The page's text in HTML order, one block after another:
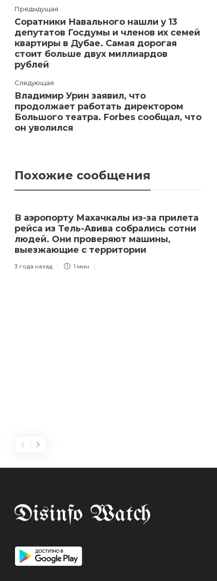
Предыдущая
Соратники Навального нашли у 13
депутатов Госдумы и членов их семей
квартиры в Дубае. Самая дорогая
стоит больше двух миллиардов
рублей
Следующая
Владимир Урин заявил, что
продолжает работать директором
Большого театра. Forbes сообщал, что
он уволился
Похожие сообщения
В аэропорту Махачкалы из-за прилета
рейса из Тель-Авива собрались сотни
людей. Они проверяют машины,
выезжающие с территории
3 года назад 1 мин